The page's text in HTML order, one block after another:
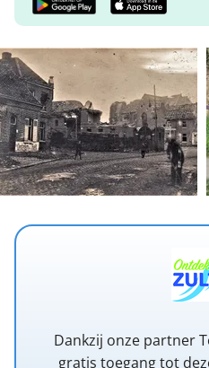
Dankzij onze partner
gratis toegang tot